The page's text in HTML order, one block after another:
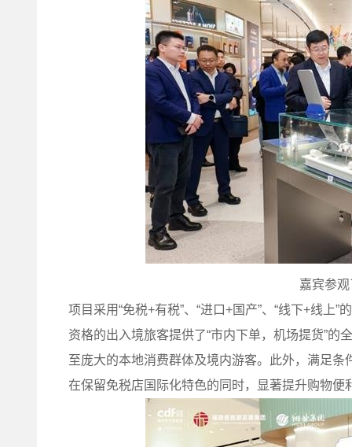
嘉宾参
项目采用“免税+有税”、“进口+国产”、“线下+线上
资格的出入境旅客提供了“市内下单，机场提货”
至庞大的本地消费群体及境内游客。此外，满足条
在保留免税店国际化特色的同时，显著提升购物